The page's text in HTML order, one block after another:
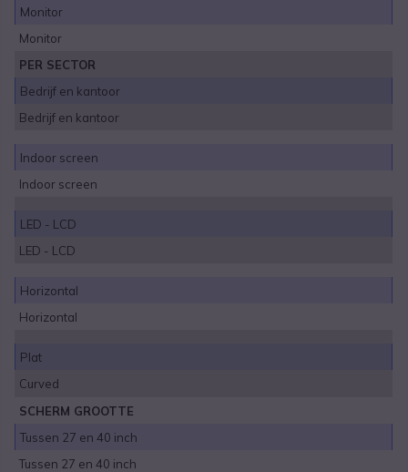
Monitor
Monitor
PER SECTOR
Bedrijf en kantoor
Bedrijf en kantoor
Indoor screen
Indoor screen
LED - LCD
LED - LCD
Horizontal
Horizontal
Plat
Curved
SCHERM GROOTTE
Tussen 27 en 40 inch
Tussen 27 en 40 inch